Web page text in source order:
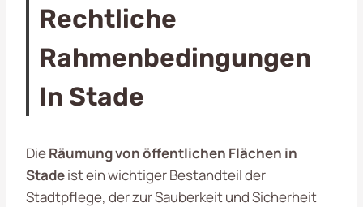
Rechtliche
Rahmenbedingungen
In Stade
DieRäumung von öffentlichen Flächen in
Stadeist ein wichtiger Bestandteil der
Stadtpflege, der zur Sauberkeit und Sicherheit